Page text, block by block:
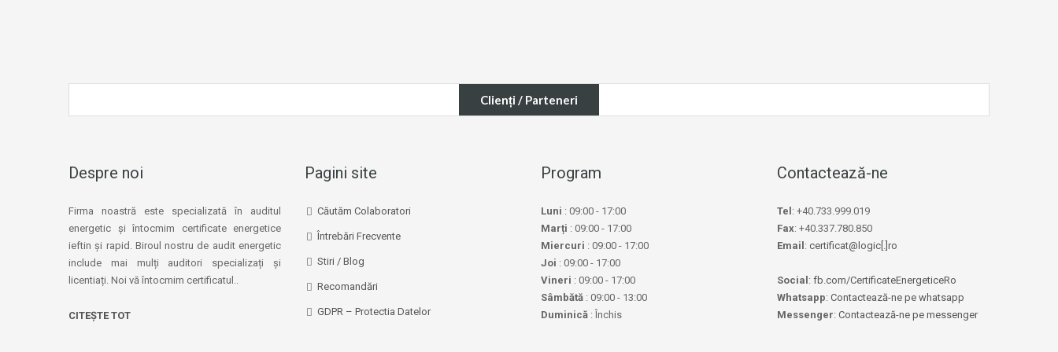
Clienți / Parteneri
Despre noi
Firma noastră este specializată în auditul
energetic și întocmim certificate energetice
ieftin și rapid. Biroul nostru de audit energetic
include mai mulți auditori specializați și
licentiați. Noi vă întocmim certificatul..
CITEȘTE TOT
Pagini site
Căutăm Colaboratori
Întrebări Frecvente
Stiri / Blog
Recomandări
GDPR – Protectia Datelor
Program
Luni : 09:00 - 17:00
Marți : 09:00 - 17:00
Miercuri : 09:00 - 17:00
Joi : 09:00 - 17:00
Vineri : 09:00 - 17:00
Sâmbătă : 09:00 - 13:00
Duminică : Închis
Contactează-ne
Tel: +40.733.999.019
Fax: +40.337.780.850
Email: certificat@logic[.]ro
Social: fb.com/CertificateEnergeticeRo
Whatsapp: Contactează-ne pe whatsapp
Messenger: Contactează-ne pe messenger